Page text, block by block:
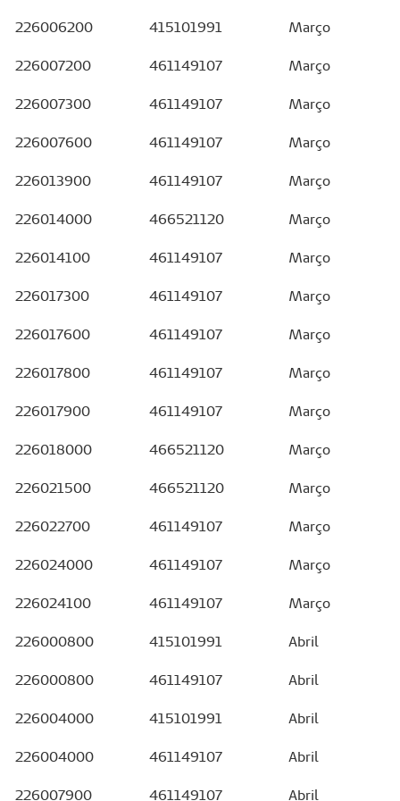
226006200 415101991 Março
226007200 461149107 Março
226007300 461149107 Março
226007600 461149107 Março
226013900 461149107 Março
226014000 466521120 Março
226014100 461149107 Março
226017300 461149107 Março
226017600 461149107 Março
226017800 461149107 Março
226017900 461149107 Março
226018000 466521120 Março
226021500 466521120 Março
226022700 461149107 Março
226024000 461149107 Março
226024100 461149107 Março
226000800 415101991 Abril
226000800 461149107 Abril
226004000 415101991 Abril
226004000 461149107 Abril
226007900 461149107 Abril